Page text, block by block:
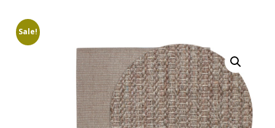
Sale!